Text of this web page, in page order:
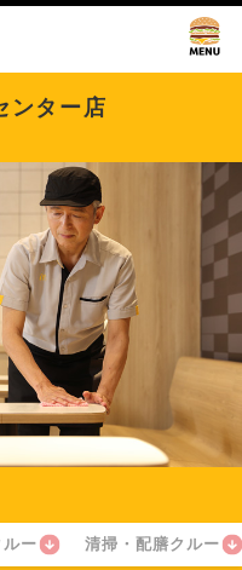
ンター店
ー 清掃・配膳クルー